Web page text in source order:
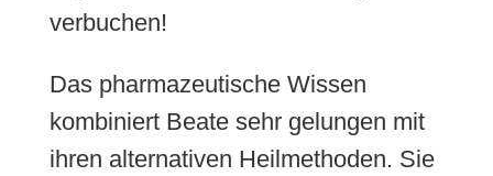
verbuchen!
Das pharmazeutische Wissen
kombiniert Beate sehr gelungen mit
ihren alternativen Heilmethoden. Sie